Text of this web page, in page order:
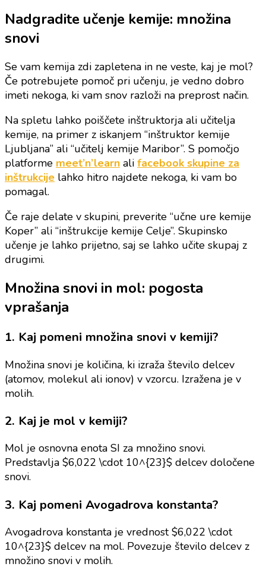
Nadgradite učenje kemije: množina
snovi
Se vam kemija zdi zapletena in ne veste, kaj je mol?
Če potrebujete pomoč pri učenju, je vedno dobro
imeti nekoga, ki vam snov razloži na preprost način.
Na spletu lahko poiščete inštruktorja ali učitelja
kemije, na primer z iskanjem “inštruktor kemije
Ljubljana” ali “učitelj kemije Maribor”. S pomočjo
platforme meet’n’learn ali facebook skupine za
inštrukcije lahko hitro najdete nekoga, ki vam bo
pomagal.
Če raje delate v skupini, preverite “učne ure kemije
Koper” ali “inštrukcije kemije Celje”. Skupinsko
učenje je lahko prijetno, saj se lahko učite skupaj z
drugimi.
Množina snovi in mol: pogosta
vprašanja
1. Kaj pomeni množina snovi v kemiji?
Množina snovi je količina, ki izraža število delcev
(atomov, molekul ali ionov) v vzorcu. Izražena je v
molih.
2. Kaj je mol v kemiji?
Mol je osnovna enota SI za množino snovi.
Predstavlja $6,022 \cdot 10^{23}$ delcev določene
snovi.
3. Kaj pomeni Avogadrova konstanta?
Avogadrova konstanta je vrednost $6,022 \cdot
10^{23}$ delcev na mol. Povezuje število delcev z
množino snovi v molih.